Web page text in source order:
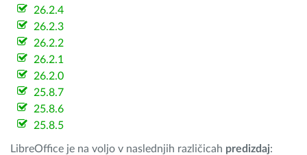
26.2.4
26.2.3
26.2.2
26.2.1
26.2.0
25.8.7
25.8.6
25.8.5
LibreOffice je na voljo v naslednjih različicah predizdaj: